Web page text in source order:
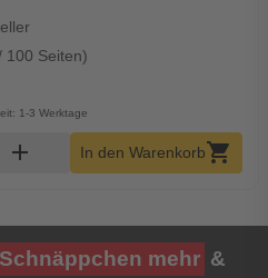
100 Seiten)
1-3 Werktage
Menge
add In den Warenkorb shopping_cart
mehr &